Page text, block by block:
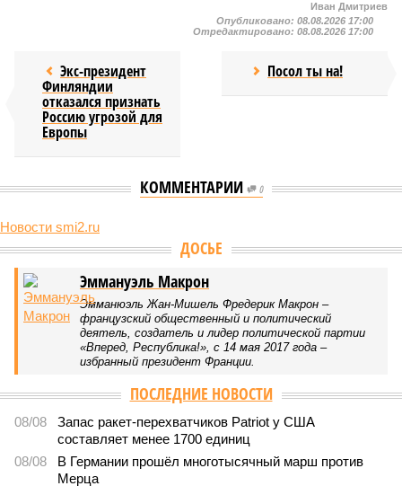
Иван Дмитриев
Опубликовано: 08.08.2026 17:00
Отредактировано: 08.08.2026 17:00
Экс-президент
Финляндии
отказался признать
Россию угрозой для
Европы
Посол ты на!
КОММЕНТАРИИ 0
Новости smi2.ru
В нескольких станциях от уже сданного
«Сказочного леса» пайщики ЖК «Станция Л» продолжают ждать от
компании Capital Group начала реальной достройки
В нескольких станциях от уже сданного «Сказочного
леса» пайщики ЖК «Станция Л» продолжают ждать от
компании Capital Group начала реальной достройки
«Станция ожидания» для дольщиков